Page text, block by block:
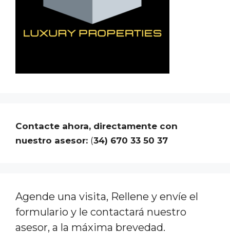
Contacte ahora, directamente con
nuestro asesor: (34) 670 33 50 37
Agende una visita, Rellene y envíe el
formulario y le contactará nuestro
asesor, a la máxima brevedad.